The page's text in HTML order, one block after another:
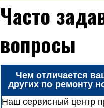
Часто
вопросы
Чем отличается
других по ремонту
Наш сервисный центр